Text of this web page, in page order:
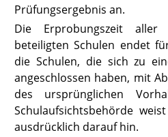
Prüfungsergebnis an.
Die Erprobungszeit
beteiligten Schulen endet
die Schulen, die sich zu
angeschlossen haben, mit
des ursprünglichen
Schulaufsichtsbehörde
ausdrücklich darauf hin.